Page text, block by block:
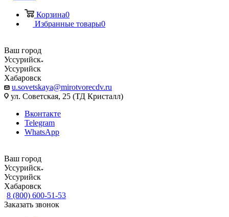
Корзина0
Избранные товары0
Ваш город
Уссурийск
Уссурийск
Хабаровск
u.sovetskaya@mirotvorecdv.ru
ул. Советская, 25 (ТД Кристалл)
Вконтакте
Telegram
WhatsApp
Ваш город
Уссурийск
Уссурийск
Хабаровск
8 (800) 600-51-53
Заказать звонок